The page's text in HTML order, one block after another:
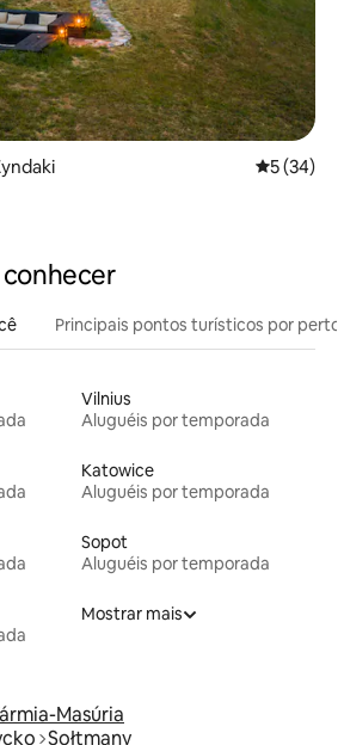
5 de uma
5 (34)
Principais pontos turísticos por perto
Vilnius
Aluguéis por temporada
Katowice
Aluguéis por temporada
Sopot
Aluguéis por temporada
Mostrar mais
Masúria
Sołtmany